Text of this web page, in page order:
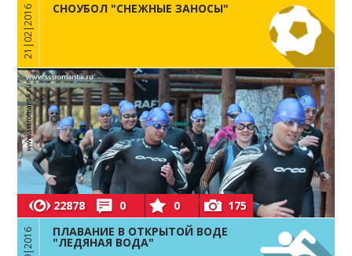
21|02|2016 СНОУБОЛ "СНЕЖНЫЕ ЗАНОСЫ"
22878 0 0 175
ПЛАВАНИЕ В ОТКРЫТОЙ ВОДЕ
"ЛЕДЯНАЯ ВОДА"